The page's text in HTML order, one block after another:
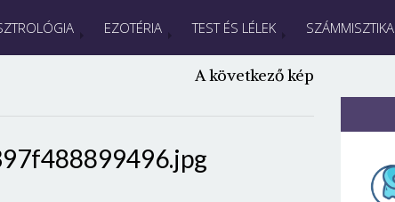
EZOTÉRIA TEST ÉS LÉLEK SZÁMMISZTIKA
A következő kép